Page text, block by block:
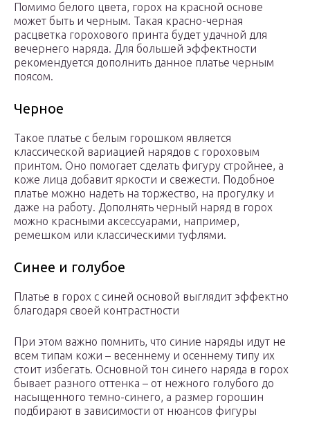
Помимо белого цвета, горох на красной основе
может быть и черным. Такая красно-черная
расцветка горохового принта будет удачной для
вечернего наряда. Для большей эффектности
рекомендуется дополнить данное платье черным
поясом.
Черное
Такое платье с белым горошком является
классической вариацией нарядов с гороховым
принтом. Оно помогает сделать фигуру стройнее, а
коже лица добавит яркости и свежести. Подобное
платье можно надеть на торжество, на прогулку и
даже на работу. Дополнять черный наряд в горох
можно красными аксессуарами, например,
ремешком или классическими туфлями.
Синее и голубое
Платье в горох с синей основой выглядит эффектно
благодаря своей контрастности
При этом важно помнить, что синие наряды идут не
всем типам кожи – весеннему и осеннему типу их
стоит избегать. Основной тон синего наряда в горох
бывает разного оттенка – от нежного голубого до
насыщенного темно-синего, а размер горошин
подбирают в зависимости от нюансов фигуры